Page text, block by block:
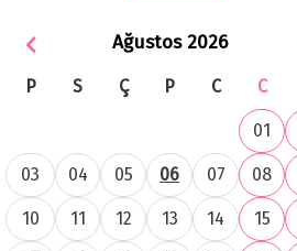
Ağustos 2026
P S Ç P C C
01
03 04 05 06 07 08
10 11 12 13 14 15